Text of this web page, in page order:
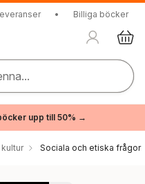
• Billiga böcker
upp till 50% →
Sociala och etiska frågor